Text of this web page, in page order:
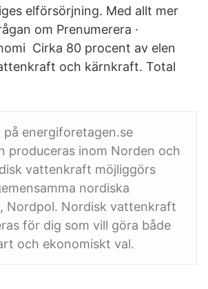
elförsörjning. Med allt mer
om Prenumerera ·
Cirka 80 procent av elen
och kärnkraft. Total
på energiforetagen.se
produceras inom Norden och
vattenkraft möjliggörs
nordiska
Nordpol. Nordisk vattenkraft
för dig som vill göra både
och ekonomiskt val.